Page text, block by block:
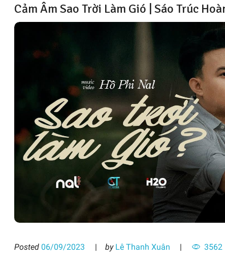
Cảm Âm Sao Trời Làm Gió | Sáo Trúc
Posted 06/09/2023 by Lê Thanh Xuân 3562